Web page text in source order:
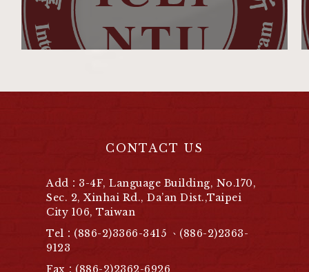
CONTACT US
Add：3-4F, Language Building, No.170,
Sec. 2, Xinhai Rd., Da’an Dist.,Taipei
City 106, Taiwan
Tel：(886-2)3366-3415 、(886-2)2363-
9123
Fax：(886-2)2362-6926